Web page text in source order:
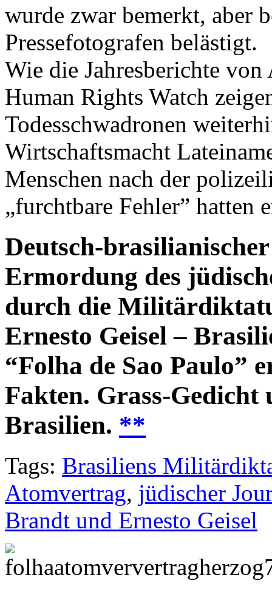
wurde zwar bemerkt, aber
Pressefotografen belästigt.
Wie die Jahresberichte
Human Rights Watch
Todesschwadronen
Wirtschaftsmacht
Menschen nach der
„furchtbare Fehler” hatten
Deutsch-
Ermordung des
durch die
Ernesto Geisel –
“Folha de Sao Paulo”
Fakten. Grass-Gedicht
Brasilien. **
Tags: Brasiliens
Atomvertrag, jüdischer
Brandt und Ernesto Geisel